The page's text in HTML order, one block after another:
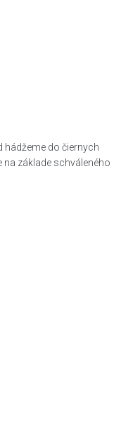
hádžeme do čiernych
základe schváleného